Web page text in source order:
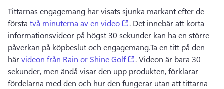
Tittarnas engagemang har visats sjunka markant efter de
första två minuterna av en video (opens in a new tab)
. Det innebär att korta
informationsvideor på högst 30 sekunder kan ha en större
påverkan på köpbeslut och engagemang.Ta en titt på den
här videon från Rain or Shine Golf (opens in a new tab)
. Videon är bara 30
sekunder, men ändå visar den upp produkten, förklarar
fördelarna med den och hur den fungerar utan att tittarna